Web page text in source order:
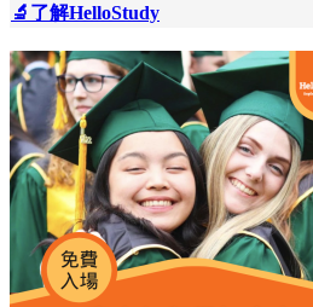
🔬了解HelloStudy